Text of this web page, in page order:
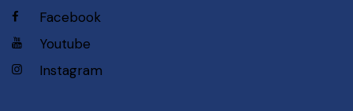
Facebook
Youtube
Instagram